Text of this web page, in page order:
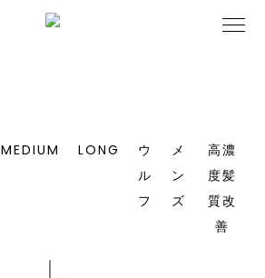
MEDIUM LONG
ウ
ル
フ
メ
ン
ズ
高濃
度髪
質改
善